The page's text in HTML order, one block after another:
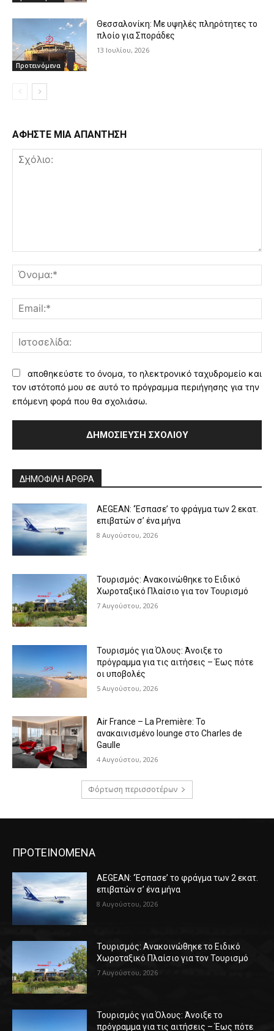
Προτεινόμενα
Θεσσαλονίκη: Με υψηλές πληρότητες το
πλοίο για Σποράδες
13 Ιουλίου, 2026
ΑΦΗΣΤΕ ΜΙΑ ΑΠΑΝΤΗΣΗ
αποθηκεύστε το όνομα, το ηλεκτρονικό ταχυδρομείο και
τον ιστότοπό μου σε αυτό το πρόγραμμα περιήγησης για την
επόμενη φορά που θα σχολιάσω.
ΔΗΜΟΦΙΛΗ ΑΡΘΡΑ
AEGEAN: ‘Έσπασε’ το φράγμα των 2 εκατ.
επιβατών σ’ ένα μήνα
8 Αυγούστου, 2026
Τουρισμός: Ανακοινώθηκε το Ειδικό
Χωροταξικό Πλαίσιο για τον Τουρισμό
7 Αυγούστου, 2026
Τουρισμός για Όλους: Άνοιξε το
πρόγραμμα για τις αιτήσεις – Έως πότε
οι υποβολές
5 Αυγούστου, 2026
Air France – La Première: Το
ανακαινισμένο lounge στο Charles de
Gaulle
4 Αυγούστου, 2026
Φόρτωση περισσοτέρων
ΠΡΟΤΕΙΝΟΜΕΝΑ
AEGEAN: ‘Έσπασε’ το φράγμα των 2 εκατ.
επιβατών σ’ ένα μήνα
8 Αυγούστου, 2026
Τουρισμός: Ανακοινώθηκε το Ειδικό
Χωροταξικό Πλαίσιο για τον Τουρισμό
7 Αυγούστου, 2026
Τουρισμός για Όλους: Άνοιξε το
πρόγραμμα για τις αιτήσεις – Έως πότε